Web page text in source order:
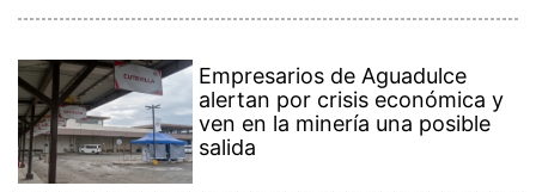
Empresarios de Aguadulce
alertan por crisis económica y
ven en la minería una posible
salida